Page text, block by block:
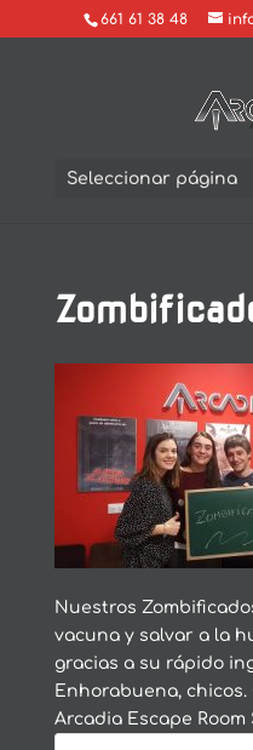
661 61 38 48
Seleccionar página
Nuestros
vacuna y salvar a la
gracias a su rápido
Enhorabuena,
Arcadia Escape Room